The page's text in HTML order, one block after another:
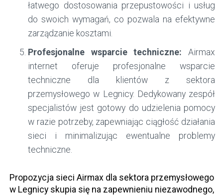
łatwego dostosowania przepustowości i usług
do swoich wymagań, co pozwala na efektywne
zarządzanie kosztami.
Profesjonalne wsparcie techniczne: Airmax
internet oferuje profesjonalne wsparcie
techniczne dla klientów z sektora
przemysłowego w Legnicy. Dedykowany zespół
specjalistów jest gotowy do udzielenia pomocy
w razie potrzeby, zapewniając ciągłość działania
sieci i minimalizując ewentualne problemy
techniczne.
Propozycja sieci Airmax dla sektora przemysłowego
w Legnicy skupia się na zapewnieniu niezawodnego,